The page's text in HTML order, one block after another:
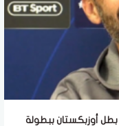
أوزبكستان ببطولة